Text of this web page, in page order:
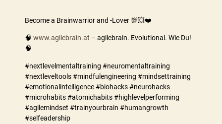
Become a Brainwarrior and -Lover 💯💥❤️
🧠 www.agilebrain.at – agilebrain. Evolutional. Wie Du!
🧠
#nextlevelmentaltraining #neuromentaltraining
#nextleveltools #mindfulengineering #mindsettraining
#emotionalintelligence #biohacks #neurohacks
#microhabits #atomichabits #highlevelperforming
#agilemindset #trainyourbrain #humangrowth
#selfeadership